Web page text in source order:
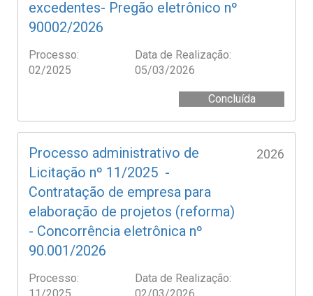
excedentes- Pregão eletrônico nº
90002/2026
Processo:
02/2025
Data de Realização:
05/03/2026
Concluída
Processo administrativo de
Licitação nº 11/2025 -
Contratação de empresa para
elaboração de projetos (reforma)
- Concorrência eletrônica nº
90.001/2026
2026
Processo:
Data de Realização: